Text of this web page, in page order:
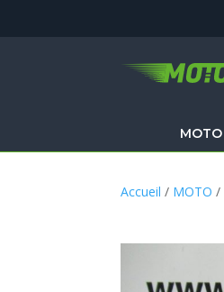
MOTO
Accueil / MOTO /